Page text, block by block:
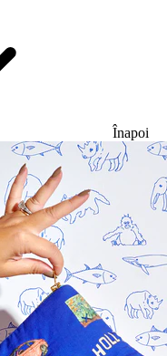
Înapoi